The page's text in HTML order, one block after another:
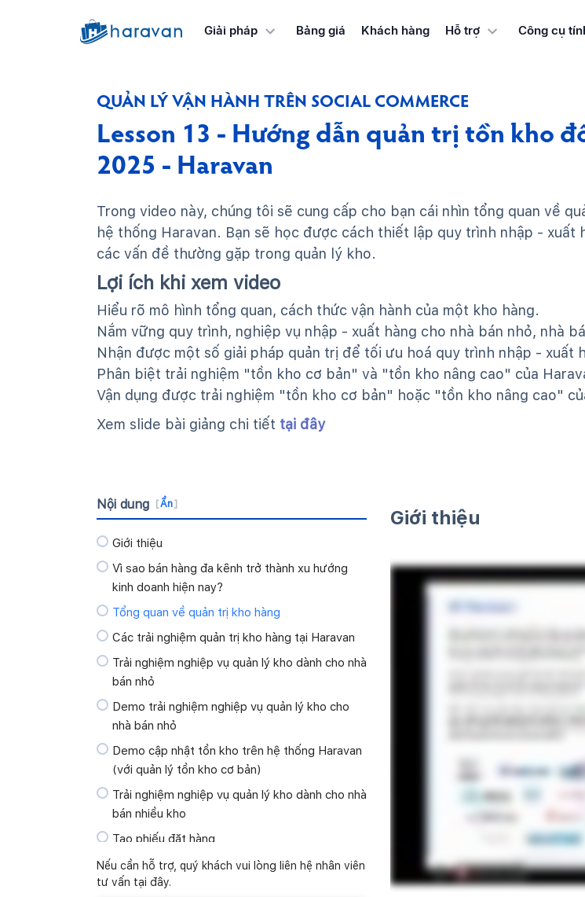
Giải pháp Bảng giá Khách hàng Hỗ trợ Công cụ
QUẢN LÝ VẬN HÀNH TRÊN SOCIAL COMMERCE
Lesson 13 - Hướng dẫn quản trị tồn kho
2025 - Haravan
Trong video này, chúng tôi sẽ cung cấp cho bạn cái nhìn tổng quan về
hệ thống Haravan. Bạn sẽ học được cách thiết lập quy trình nhập - xuất
các vấn đề thường gặp trong quản lý kho.
Lợi ích khi xem video
Hiểu rõ mô hình tổng quan, cách thức vận hành của một kho hàng.
Nắm vững quy trình, nghiệp vụ nhập - xuất hàng cho nhà bán nhỏ, nhà
Nhận được một số giải pháp quản trị để tối ưu hoá quy trình nhập - xuất
Phân biệt trải nghiệm "tồn kho cơ bản" và "tồn kho nâng cao" của
Vận dụng được trải nghiệm "tồn kho cơ bản" hoặc "tồn kho nâng cao"
Xem slide bài giảng chi tiết tại đây
Nội dung [Ẩn]
Giới thiệu
Vì sao bán hàng đa kênh trở thành xu hướng
kinh doanh hiện nay?
Tổng quan về quản trị kho hàng
Các trải nghiệm quản trị kho hàng tại Haravan
Trải nghiệm nghiệp vụ quản lý kho dành cho nhà
bán nhỏ
Demo trải nghiệm nghiệp vụ quản lý kho cho
nhà bán nhỏ
Demo cập nhật tồn kho trên hệ thống Haravan
(với quản lý tồn kho cơ bản)
Trải nghiệm nghiệp vụ quản lý kho dành cho nhà
bán nhiều kho
Tạo phiếu đặt hàng
Tạo phiếu nhập hàng
Tạo phiếu trả hàng nhập
Nếu cần hỗ trợ, quý khách vui lòng liên hệ nhân viên
tư vấn tại đây.
Giới thiệu